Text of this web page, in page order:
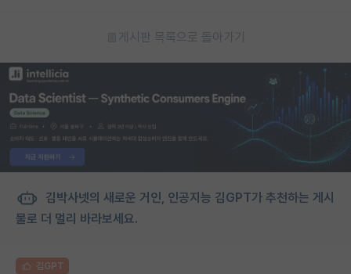
게시판 목록으로 돌아가기
김박사넷의 새로운 거인, 인공지능 김GPT가 추천하는 게시
물로 더 멀리 바라보세요.
김GPT